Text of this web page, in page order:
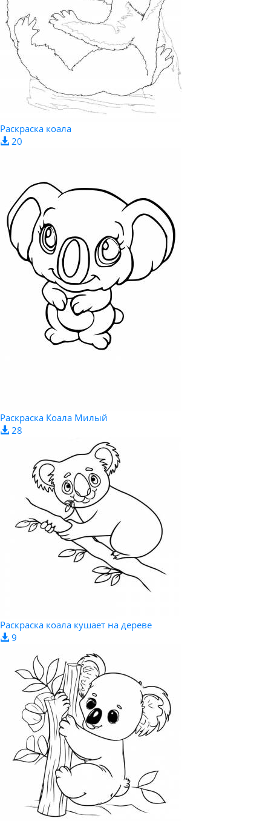
Раскраска коала
20
Раскраска Коала Милый
28
Раскраска коала кушает на дереве
9